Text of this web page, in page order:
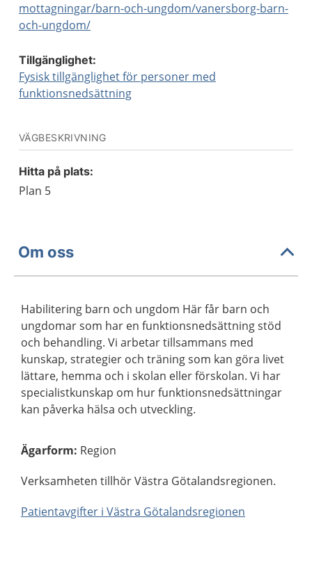
mottagningar/barn-och-ungdom/vanersborg-barn-
och-ungdom/
Tillgänglighet:
Fysisk tillgänglighet för personer med
funktionsnedsättning
VÄGBESKRIVNING
Hitta på plats:
Plan 5
Om oss
Habilitering barn och ungdom Här får barn och
ungdomar som har en funktionsnedsättning stöd
och behandling. Vi arbetar tillsammans med
kunskap, strategier och träning som kan göra livet
lättare, hemma och i skolan eller förskolan. Vi har
specialistkunskap om hur funktionsnedsättningar
kan påverka hälsa och utveckling.
Ägarform: Region
Verksamheten tillhör Västra Götalandsregionen.
Patientavgifter i Västra Götalandsregionen